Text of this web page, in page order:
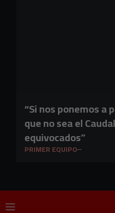
“Si nos ponemos a
que no sea el
equivocados”
PRIMER EQUIPO